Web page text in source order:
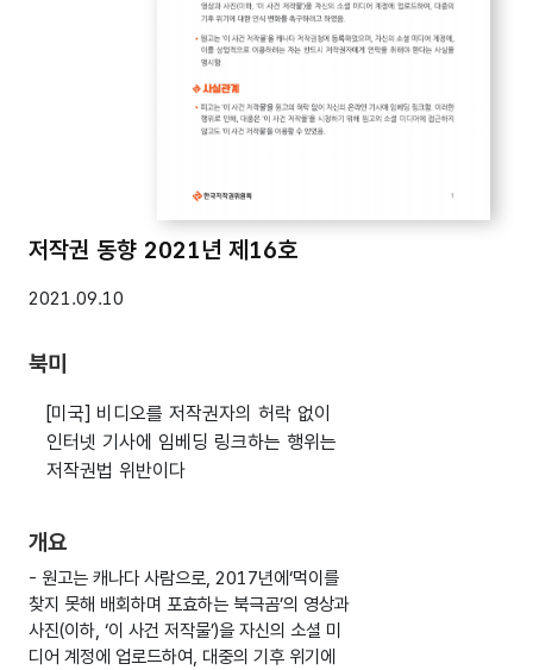
저작권 동향 2021년 제16호
2021.09.10
북미
[미국] 비디오를 저작권자의 허락 없이
인터넷 기사에 임베딩 링크하는 행위는
저작권법 위반이다
개요
- 원고는 캐나다 사람으로, 2017년에‘먹이를
찾지 못해 배회하며 포효하는 북극곰’의 영상과
사진(이하, ‘이 사건 저작물’)을 자신의 소셜 미
디어 계정에 업로드하여, 대중의 기후 위기에